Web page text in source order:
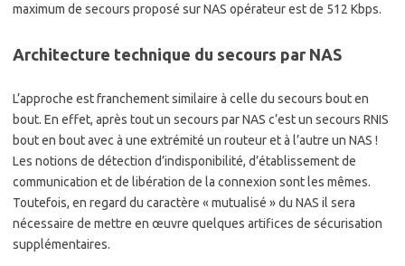
maximum de secours proposé sur NAS opérateur est de 512 Kbps.
Architecture technique du secours par NAS
L’approche est franchement similaire à celle du secours bout en
bout. En effet, après tout un secours par NAS c’est un secours RNIS
bout en bout avec à une extrémité un routeur et à l’autre un NAS !
Les notions de détection d’indisponibilité, d’établissement de
communication et de libération de la connexion sont les mêmes.
Toutefois, en regard du caractère « mutualisé » du NAS il sera
nécessaire de mettre en œuvre quelques artifices de sécurisation
supplémentaires.